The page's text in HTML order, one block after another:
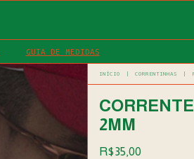
GUIA DE MEDIDAS
INÍCIO CORRENTINHAS
2MM
R$35,00